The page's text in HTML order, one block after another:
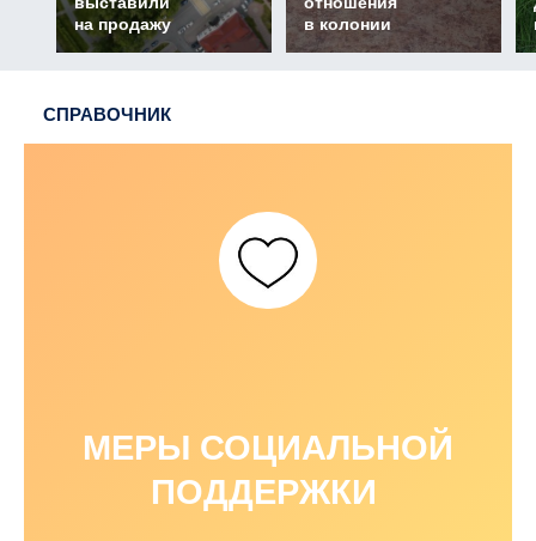
на продажу
в колонии
СПРАВОЧНИК
МЕРЫ СОЦИАЛЬНОЙ
ПОДДЕРЖКИ